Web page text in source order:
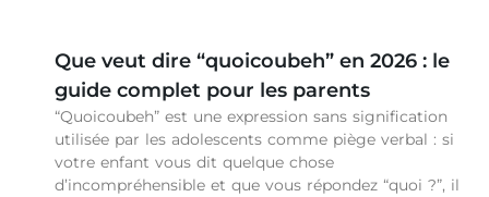
Que veut dire “quoicoubeh” en 2026 : le
guide complet pour les parents
“Quoicoubeh” est une expression sans signification
utilisée par les adolescents comme piège verbal : si
votre enfant vous dit quelque chose
d’incompréhensible et que vous répondez “quoi ?”, il